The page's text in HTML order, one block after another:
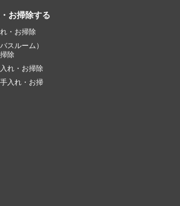
お掃除する
・お掃除
スルーム）
除
れ・お掃除
入れ・お掃